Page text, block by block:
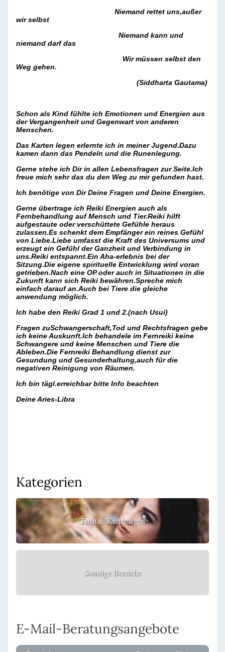
Niemand rettet uns,außer
wir selbst
Niemand kann und
niemand darf das
Wir müssen selbst den
Weg gehen.
(Siddharta Gautama)
Schon als Kind fühlte ich Emotionen und Energien aus
der Vergangenheit und Gegenwart von anderen
Menschen.
Das Karten legen erlernte ich in meiner Jugend.Dazu
kamen dann das Pendeln und die Runenlegung.
Gerne stehe ich Dir in allen Lebensfragen zur Seite.Ich
freue mich sehr das du den Weg zu mir gefunden hast.
Ich benötige von Dir Deine Fragen und Deine Energien.
Gerne übertrage ich Reiki Energien auch als
Fernbehandlung auf Mensch und Tier.Reiki hilft
aufgestaute oder verschüttete Gefühle heraus
zulassen.Es schenkt dem Empfänger ein reines Gefühl
von Liebe.Liebe umfasst die Kraft des Universums und
erzeugt ein Gefühl der Ganzheit und Verbindung in
uns.Reiki entspannt.Ein Aha-erlebnis bei der
Sitzung.Die eigene spirituelle Entwicklung wird voran
getrieben.Nach eine OP oder auch in Situationen in die
Zukunft kann sich Reiki bewähren.Spreche mich
einfach darauf an.Auch bei Tiere die gleiche
anwendung möglich.
Ich habe den Reiki Grad 1 und 2.(nach Usui)
Fragen zuSchwangerschaft,Tod und Rechtsfragen gebe
ich keine Auskunft.Ich behandele im Fernreiki keine
Schwangere und keine Menschen und Tiere die
Ableben.Die Fernreiki Behandlung dienst zur
Gesundung und Gesunderhaltung,auch für die
negativen Reinigung von Räumen.
Ich bin tägl.erreichbar bitte Info beachten
Deine Aries-Libra
Kategorien
Tarot & Kartenlegen
Sonstige Bereiche
E-Mail-Beratungsangebote